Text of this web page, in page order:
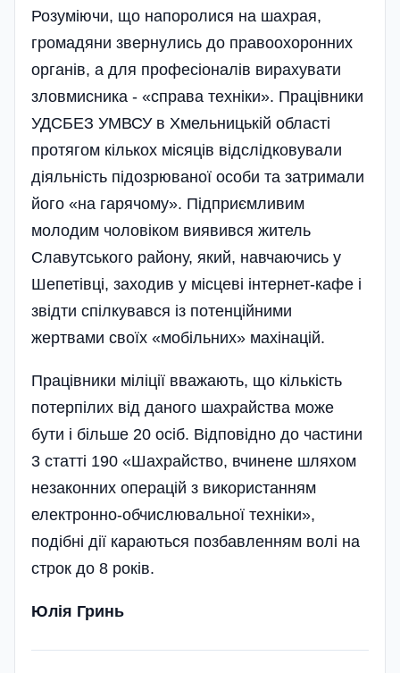
Розуміючи, що напоролися на шахрая,
громадяни звернулись до правоохоронних
органів, а для професіоналів вирахувати
зловмисника - «справа техніки». Працівники
УДСБЕЗ УМВСУ в Хмельницькій області
протягом кількох місяців відслідковували
діяльність підозрюваної особи та затримали
його «на гарячому». Підприємливим
молодим чоловіком виявився житель
Славутського району, який, навчаючись у
Шепетівці, заходив у місцеві інтернет-кафе і
звідти спілкувався із потенційними
жертвами своїх «мобільних» махінацій.
Працівники міліції вважають, що кількість
потерпілих від даного шахрайства може
бути і більше 20 осіб. Відпо­від­но до частини
3 статті 190 «Шахрайство, вчинене шляхом
незаконних операцій з використанням
електронно-обчислювальної техніки»,
подібні дії караються позбавленням волі на
строк до 8 років.
Юлія Гринь